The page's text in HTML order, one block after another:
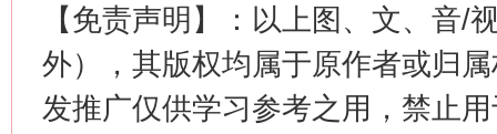
【免责声明】：以上图、文、音/
外），其版权均属于原作者或归
发推广仅供学习参考之用，禁止